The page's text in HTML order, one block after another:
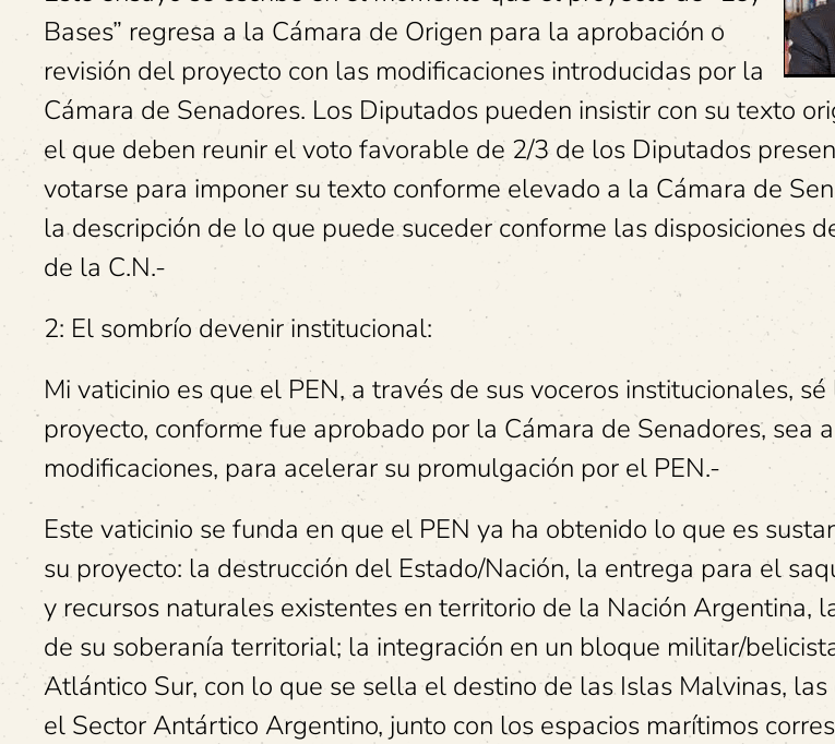
Bases” regresa a la Cámara de Origen para la aprobación o
revisión del proyecto con las modificaciones introducidas por la
Cámara de Senadores. Los Diputados pueden insistir con su texto
el que deben reunir el voto favorable de 2/3 de los Diputados
votarse para imponer su texto conforme elevado a la Cámara de
la descripción de lo que puede suceder conforme las disposiciones
de la C.N.-
2: El sombrío devenir institucional:
Mi vaticinio es que el PEN, a través de sus voceros institucionales,
proyecto, conforme fue aprobado por la Cámara de Senadores, sea
modificaciones, para acelerar su promulgación por el PEN.-
Este vaticinio se funda en que el PEN ya ha obtenido lo que es
su proyecto: la destrucción del Estado/Nación, la entrega para el
y recursos naturales existentes en territorio de la Nación Argentina,
de su soberanía territorial; la integración en un bloque militar/
Atlántico Sur, con lo que se sella el destino de las Islas Malvinas,
el Sector Antártico Argentino, junto con los espacios marítimos